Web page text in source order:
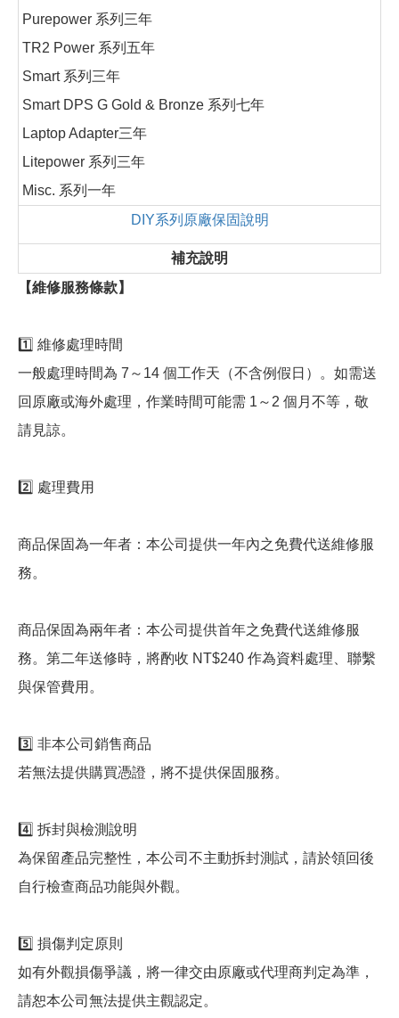
Purepower 系列三年
TR2 Power 系列五年
Smart 系列三年
Smart DPS G Gold & Bronze 系列七年
Laptop Adapter三年
Litepower 系列三年
Misc. 系列一年
DIY系列原廠保固說明
補充說明
【維修服務條款】
1️⃣ 維修處理時間
一般處理時間為 7～14 個工作天（不含例假日）。如需送
回原廠或海外處理，作業時間可能需 1～2 個月不等，敬
請見諒。
2️⃣ 處理費用
商品保固為一年者：本公司提供一年內之免費代送維修服
務。
商品保固為兩年者：本公司提供首年之免費代送維修服
務。第二年送修時，將酌收 NT$240 作為資料處理、聯繫
與保管費用。
3️⃣ 非本公司銷售商品
若無法提供購買憑證，將不提供保固服務。
4️⃣ 拆封與檢測說明
為保留產品完整性，本公司不主動拆封測試，請於領回後
自行檢查商品功能與外觀。
5️⃣ 損傷判定原則
如有外觀損傷爭議，將一律交由原廠或代理商判定為準，
請恕本公司無法提供主觀認定。